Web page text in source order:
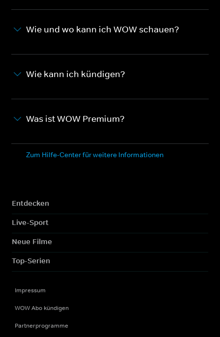
Wie und wo kann ich WOW schauen?
Wie kann ich kündigen?
Was ist WOW Premium?
Zum Hilfe-Center für weitere Informationen
Entdecken
Live-Sport
Neue Filme
Top-Serien
Impressum
WOW Abo kündigen
Partnerprogramme